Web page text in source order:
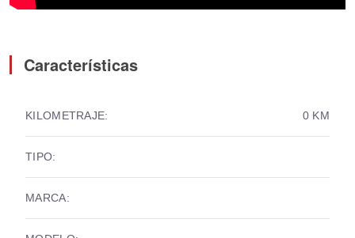
Características
KILOMETRAJE: 0 KM
TIPO:
MARCA: